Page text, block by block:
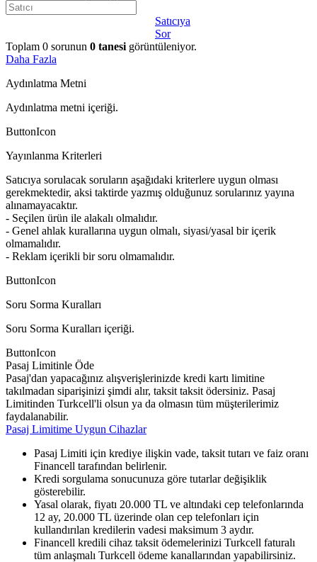
Satıcıya
Sor
Toplam 0 sorunun 0 tanesi görüntüleniyor.
Daha Fazla
Aydınlatma Metni
Aydınlatma metni içeriği.
ButtonIcon
Yayınlanma Kriterleri
Satıcıya sorulacak soruların aşağıdaki kriterlere uygun olması
gerekmektedir, aksi taktirde yazmış olduğunuz sorularınız yayına
alınamayacaktır.
- Seçilen ürün ile alakalı olmalıdır.
- Genel ahlak kurallarına uygun olmalı, siyasi/yasal bir içerik
olmamalıdır.
- Reklam içerikli bir soru olmamalıdır.
ButtonIcon
Soru Sorma Kuralları
Soru Sorma Kuralları içeriği.
ButtonIcon
Pasaj Limitinle Öde
Pasaj'dan yapacağınız alışverişlerinizde kredi kartı limitine
takılmadan siparişinizi şimdi alır, taksit taksit ödersiniz. Pasaj
Limitinden Turkcell'li olsun ya da olmasın tüm müşterilerimiz
faydalanabilir.
Pasaj Limitime Uygun Cihazlar
Pasaj Limiti için krediye ilişkin vade, taksit tutarı ve faiz oranı
Financell tarafından belirlenir.
Kredi sorgulama sonucunuza göre tutarlar değişiklik
gösterebilir.
Yasal olarak, fiyatı 20.000 TL ve altındaki cep telefonlarında
12 ay, 20.000 TL üzerinde olan cep telefonları için
kullandırılan kredilerin vadesi maksimum 3 aydır.
Financell kredili cihaz taksit ödemelerinizi Turkcell faturalı
tüm anlaşmalı Turkcell ödeme kanallarından yapabilirsiniz.